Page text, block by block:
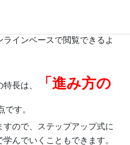
インベースで閲覧できるよ
長は、
「進み方の
です。
ので、ステップアップ式に
んでいくこともできます。